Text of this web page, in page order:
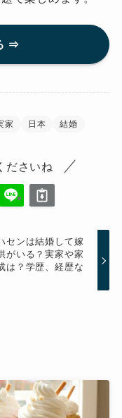
⇒
家 日本 結婚
ださいね
センは結婚して嫁
がいる？実家や家
は？学歴、経歴な